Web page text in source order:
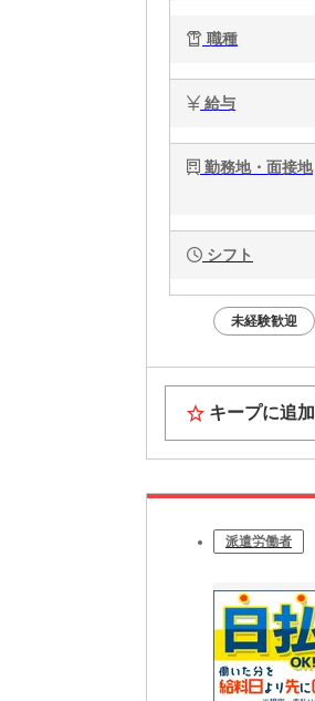
職種
給与
勤務地・面接地
シフト
未経験歓迎
キープに追加
派遣労働者